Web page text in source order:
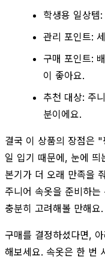
학생용 일상템
관리 포인트:
구매 포인트:
이 좋아요.
추천 대상: 주
분이에요.
결국 이 상품의 장점은
일 입기 때문에, 눈에 띄
본기가 더 오래 만족을
주니어 속옷을 준비하
충분히 고려해볼 만해요.
구매를 결정하셨다면,
해보세요. 속옷은 한 번